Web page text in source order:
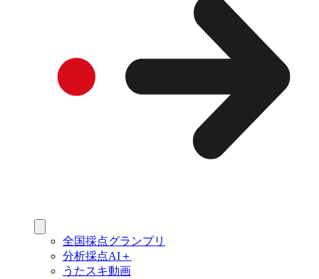
全国採点グランプリ
分析採点AI＋
うたスキ動画